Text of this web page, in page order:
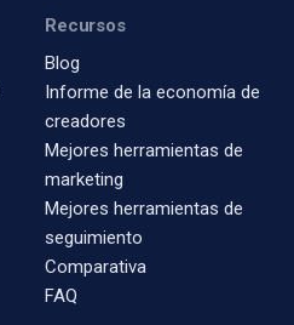
Recursos
Blog
Informe de la economía de
creadores
Mejores herramientas de
marketing
Mejores herramientas de
seguimiento
Comparativa
FAQ